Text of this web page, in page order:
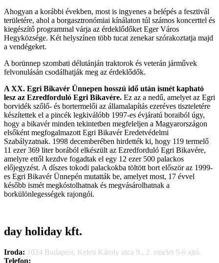
Ahogyan a korábbi években, most is ingyenes a belépés a fesztivál
területére, ahol a borgasztronómiai kínálaton túl számos koncerttel és
kiegészítő programmal várja az érdeklődőket Eger Város
Hegyközsége. Két helyszínen több tucat zenekar szórakoztatja majd
a vendégeket.
A borünnep szombati délutánján traktorok és veterán járművek
felvonulásán csodálhatják meg az érdeklődők.
A XX. Egri Bikavér Ünnepen hosszú idő után ismét kapható
lesz az Ezredforduló Egri Bikavére. Ez az a nedű, amelyet az Egri
borvidék szőlő- és bortermelői az államalapítás ezeréves tiszteletére
készítettek el a pincék legkiválóbb 1997-es évjáratú boraiból úgy,
hogy a bikavér minden tekintetben megfeleljen a Magyarországon
elsőként megfogalmazott Egri Bikavér Eredetvédelmi
Szabályzatnak. 1998 decemberében hirdették ki, hogy 119 termelő
11 ezer 369 liter borából elkészült az Ezredforduló Egri Bikavére,
amelyre ettől kezdve fogadtak el egy 12 ezer 500 palackos
előjegyzést. A díszes tokodi palackokba töltött bort először az 1999-
es Egri Bikavér Ünnepén mutatták be, amelyet most, 17 évvel
később ismét megkóstolhatnak és megvásárolhatnak a
borkülönlegességek rajongói.
day holiday kft.
Iroda: 1024 Budapest, Keleti Károly utca 9., 2. emelet 5-6 ajtó.
Telefon: